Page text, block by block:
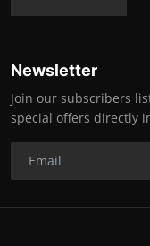
Newsletter
Join our subscribers
special offers directly